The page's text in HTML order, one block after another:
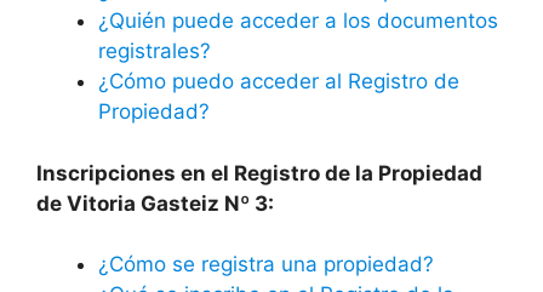
¿Quién puede acceder a los documentos
registrales?
¿Cómo puedo acceder al Registro de
Propiedad?
Inscripciones en el Registro de la Propiedad
de Vitoria Gasteiz Nº 3:
¿Cómo se registra una propiedad?